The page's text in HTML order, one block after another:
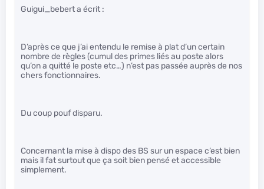
Guigui_bebert a écrit :
D’après ce que j’ai entendu le remise à plat d’un certain
nombre de règles (cumul des primes liés au poste alors
qu’on a quitté le poste etc…) n’est pas passée auprès de nos
chers fonctionnaires.
Du coup pouf disparu.
Concernant la mise à dispo des BS sur un espace c’est bien
mais il fat surtout que ça soit bien pensé et accessible
simplement.